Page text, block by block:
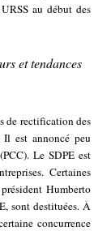
au début des
et tendances
de rectification des
Il est annoncé peu
Le SDPE est
Certaines
Humberto
sont destituées. À
concurrence